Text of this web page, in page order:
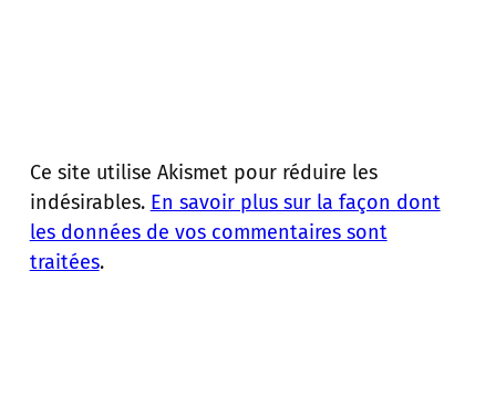
Ce site utilise Akismet pour réduire les
indésirables. En savoir plus sur la façon dont
les données de vos commentaires sont
traitées.